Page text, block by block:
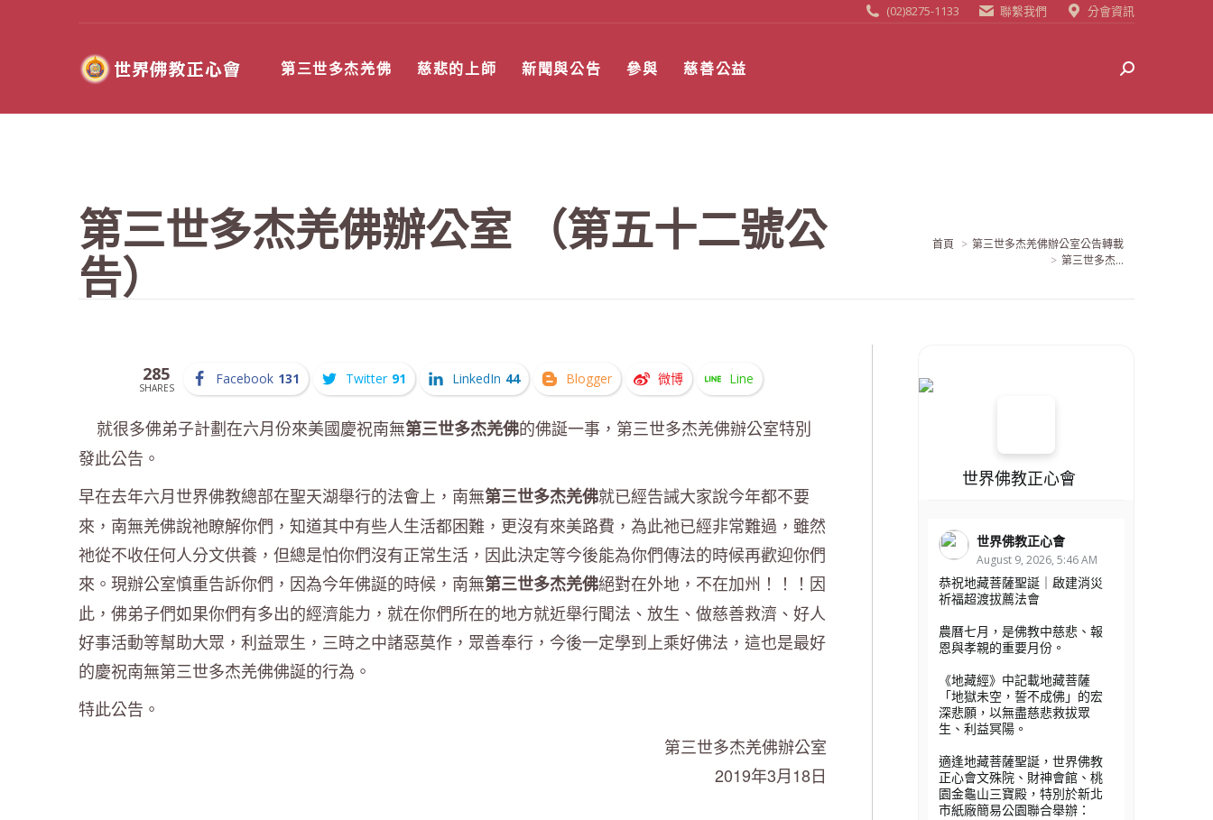
(02)8275-1133 聯繫我們 分會資訊
第三世多杰羌佛 慈悲的上師 新聞與公告 參與 慈善公益 Search:
第三世多杰羌佛辦公室 （第五十二號公
告）
首頁
第三世多杰羌佛辦公室公告轉載
第三世多杰...
285
SHARES
Facebook 131 Twitter 91 LinkedIn 44 Blogger 微博 Line
就很多佛弟子計劃在六月份來美國慶祝南無第三世多杰羌佛的佛誕一事，第三世多杰羌佛辦公室特別
發此公告。
早在去年六月世界佛教總部在聖天湖舉行的法會上，南無第三世多杰羌佛就已經告誡大家說今年都不要
來，南無羌佛說祂瞭解你們，知道其中有些人生活都困難，更沒有來美路費，為此祂已經非常難過，雖然
祂從不收任何人分文供養，但總是怕你們沒有正常生活，因此決定等今後能為你們傳法的時候再歡迎你們
來。現辦公室慎重告訴你們，因為今年佛誕的時候，南無第三世多杰羌佛絕對在外地，不在加州！！！因
此，佛弟子們如果你們有多出的經濟能力，就在你們所在的地方就近舉行聞法、放生、做慈善救濟、好人
好事活動等幫助大眾，利益眾生，三時之中諸惡莫作，眾善奉行，今後一定學到上乘好佛法，這也是最好
的慶祝南無第三世多杰羌佛佛誕的行為。
特此公告。
第三世多杰羌佛辦公室
2019年3月18日
世界佛教正心會
世界佛教正心會
August 9, 2026, 5:46 AM
恭祝地藏菩薩聖誕｜啟建消災
祈福超渡拔薦法會
農曆七月，是佛教中慈悲、報
恩與孝親的重要月份。
《地藏經》中記載地藏菩薩
「地獄未空，誓不成佛」的宏
深悲願，以無盡慈悲救拔眾
生、利益冥陽。
適逢地藏菩薩聖誕，世界佛教
正心會文殊院、財神會館、桃
園金龜山三寶殿，特別於新北
市紙廠簡易公園聯合舉辦：